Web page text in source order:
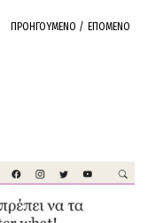
ΠΡΟΗΓΟΥΜΕΝΟ / ΕΠΟΜΕΝΟ